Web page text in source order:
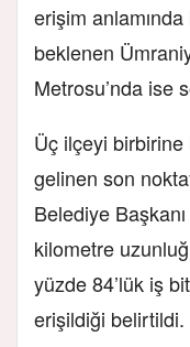
erişim anlamında
beklenen
Metrosu’nda ise
Üç ilçeyi
gelinen son
Belediye
kilometre
yüzde 84’lük iş
erişildiği belirtildi.